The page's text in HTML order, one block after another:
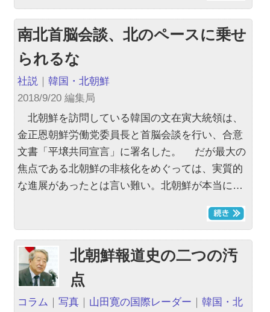
南北首脳会談、北のペースに乗せ
られるな
社説 ｜韓国・北朝鮮
2018/9/20 編集局
北朝鮮を訪問している韓国の文在寅大統領は、
金正恩朝鮮労働党委員長と首脳会談を行い、合意
文書「平壌共同宣言」に署名した。 だが最大の
焦点である北朝鮮の非核化をめぐっては、実質的
な進展があったとは言い難い。北朝鮮が本当に…
北朝鮮報道史の二つの汚
点
コラム ｜写真 ｜ 山田寛の国際レーダー ｜韓国・北